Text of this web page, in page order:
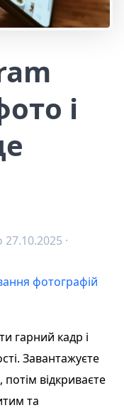
і
27.10.2025 ·
фотографій
гарний кадр і
Завантажуєте
відкриваєте
та